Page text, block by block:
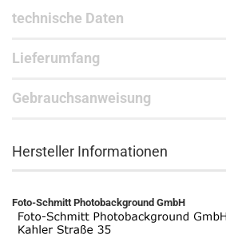
technische Daten
Lieferumfang
Gebrauchsanweisung
Hersteller Informationen
Foto-Schmitt Photobackground GmbH